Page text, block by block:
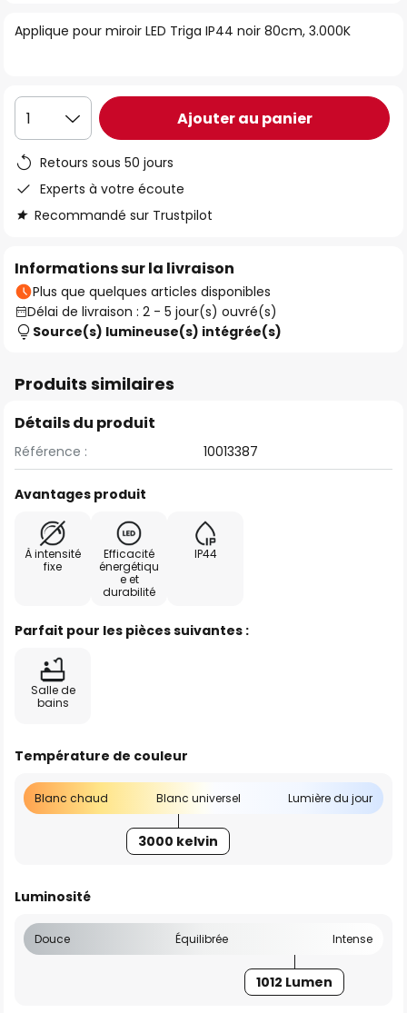
the
Applique pour miroir LED Triga IP44 noir 80cm, 3.000K
1 Ajouter au panier
Retours sous 50 jours
Experts à votre écoute
Recommandé sur Trustpilot
Informations sur la livraison
Plus que quelques articles disponibles
Délai de livraison : 2 - 5 jour(s) ouvré(s)
Source(s) lumineuse(s) intégrée(s)
Produits similaires
Détails du produit
Référence : 10013387
Avantages produit
À intensité
fixe
Efficacité
énergétiqu
e et
durabilité
IP44
Parfait pour les pièces suivantes :
Salle de
bains
Température de couleur
Blanc chaud Blanc universel Lumière du jour
3000 kelvin
Luminosité
Douce Équilibrée Intense
1012 Lumen